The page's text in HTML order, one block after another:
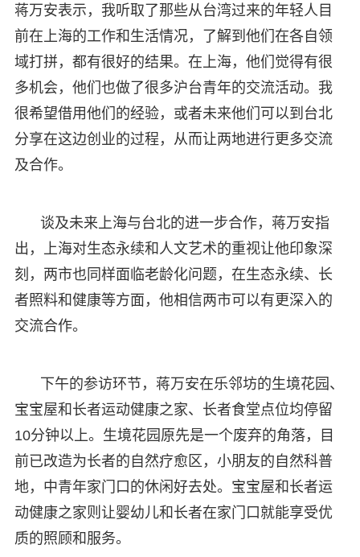
蒋万安表示，我听取了那些从台湾过来的年轻人目
前在上海的工作和生活情况，了解到他们在各自领
域打拼，都有很好的结果。在上海，他们觉得有很
多机会，他们也做了很多沪台青年的交流活动。我
很希望借用他们的经验，或者未来他们可以到台北
分享在这边创业的过程，从而让两地进行更多交流
及合作。
谈及未来上海与台北的进一步合作，蒋万安指
出，上海对生态永续和人文艺术的重视让他印象深
刻，两市也同样面临老龄化问题，在生态永续、长
者照料和健康等方面，他相信两市可以有更深入的
交流合作。
下午的参访环节，蒋万安在乐邻坊的生境花园、
宝宝屋和长者运动健康之家、长者食堂点位均停留
10分钟以上。生境花园原先是一个废弃的角落，目
前已改造为长者的自然疗愈区，小朋友的自然科普
地，中青年家门口的休闲好去处。宝宝屋和长者运
动健康之家则让婴幼儿和长者在家门口就能享受优
质的照顾和服务。